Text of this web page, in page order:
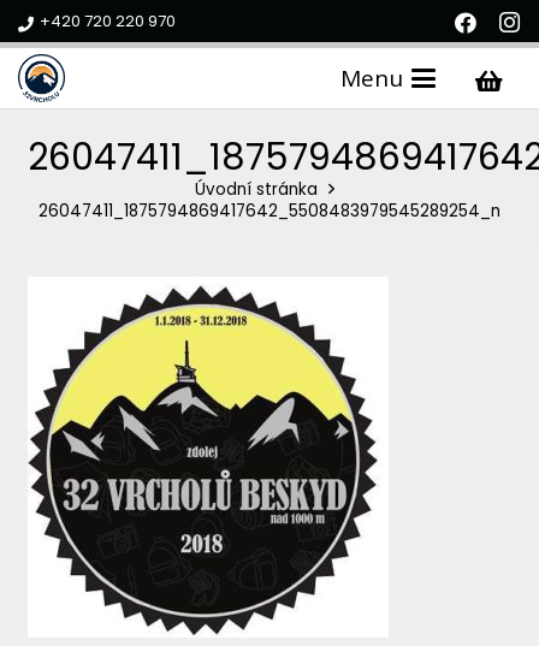
+420 720 220 970
Menu
Úvodní stránka
26047411_1875794869417642_5508483979545289254_n